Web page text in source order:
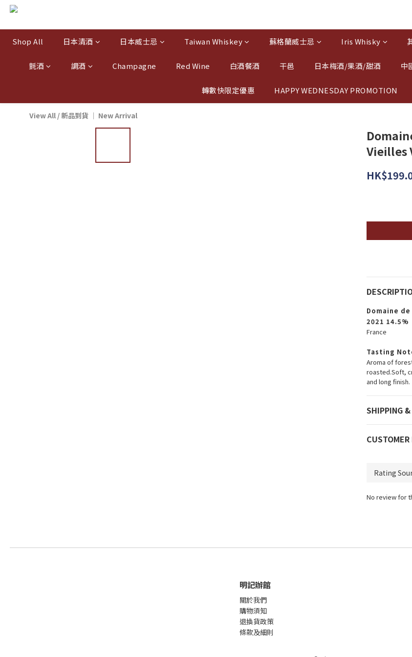
Shop All 日本清酒 日本威士忌 Taiwan Whiskey 蘇格蘭威士忌 Iris Whisky
氈酒 調酒 Champagne Red Wine 白酒餐酒 干邑 日本梅酒/果酒/甜酒 中
轉數快限定優惠 HAPPY WEDNESDAY PROMOTION
View All /新品到貨 ｜ New Arrival
Vieilles
Domaine
2021 14.5%
France
Tasting
Aroma of
roasted.Soft,
and long finish.
SHIPPING
CUSTOMER
No review for
明記辦館
關於我們
購物須知
退換貨政策
條款及細則